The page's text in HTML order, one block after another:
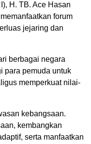
H. TB. Ace Hasan
forum
jejaring dan
berbagai negara
para pemuda untuk
memperkuat nilai-
kebangsaan.
kembangkan
serta manfaatkan